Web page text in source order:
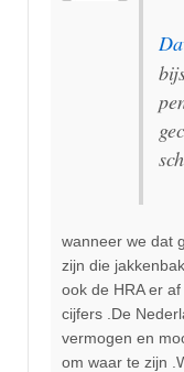
wanneer we dat
zijn die
ook de HRA er
cijfers .De
vermogen en
om waar te zijn